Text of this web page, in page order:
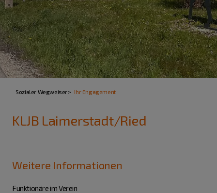
Sozialer Wegweiser Ihr Engagement
KLJB Laimerstadt/Ried
Weitere Informationen
Funktionäre im Verein